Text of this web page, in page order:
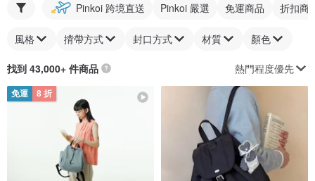
Pinkoi 跨境直送 Pinkoi 嚴選 免運商品 折扣商
風格 揹帶方式 封口方式 材質 顏色
找到 43,000+ 件商品 熱門程度優先
免運 8 折